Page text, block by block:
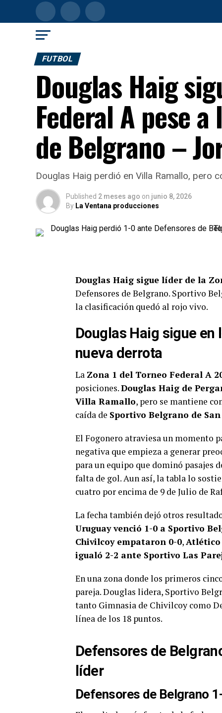
FUTBOL
Douglas Haig
Federal A pese
de Belgrano –
Douglas Haig perdió en Villa Ramallo, pero
Published 2 meses ago on junio 8, 2026
By La Ventana producciones
Douglas Haig sigue líder de la
Defensores de Belgrano. Sportivo
la clasificación quedó al rojo vivo.
Douglas Haig sigue en
nueva derrota
La Zona 1 del Torneo Federal A
posiciones.Douglas Haig de
Villa Ramallo, pero se mantiene
caída de Sportivo Belgrano de
El Fogonero atraviesa un momento
negativa que empieza a generar
para un equipo que dominó pasajes
falta de gol. Aun así, la tabla lo
cuatro por encima de 9 de Julio de
La fecha también dejó otros
Uruguay venció 1-0 a Sportivo
Chivilcoy empataron 0-0,Atlético
igualó 2-2 ante Sportivo Las
En una zona donde los primeros
pareja. Douglas lidera, Sportivo
tanto Gimnasia de Chivilcoy como
línea de los 18 puntos.
Defensores de
líder
Defensores de Belgrano